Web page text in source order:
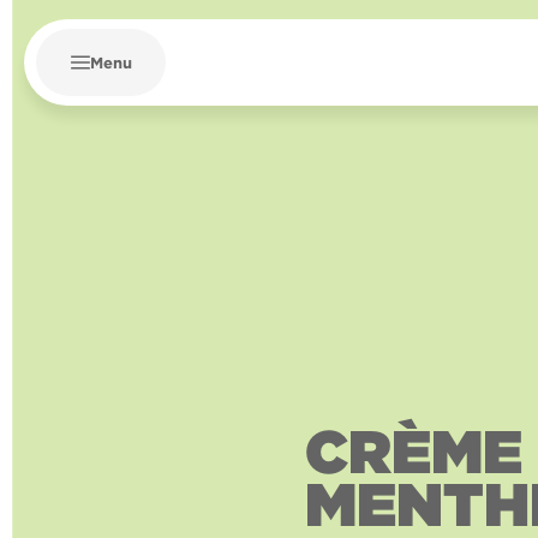
Menu